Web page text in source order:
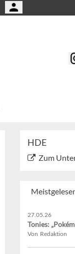
HDE
Zum
27.05.26
Tonies:
Von Redaktion